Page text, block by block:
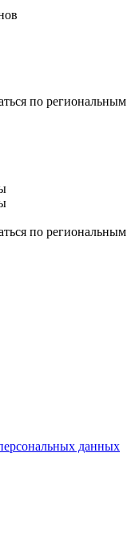
по региональным
по региональным
данных